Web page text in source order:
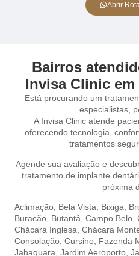
Abrir
Bairros
Invisa Clinic em
Está procurando um
especialistas,
A Invisa Clinic atende
oferecendo tecnologia,
tratamentos
Agende sua avaliação e
tratamento de implante
próxima
Aclimação, Bela Vista, Bixiga,
Buracão, Butantâ, Campo Belo,
Chácara Inglesa, Chácara
Consolação, Cursino, Fazenda
Jabaquara, Jardim Aeroporto,